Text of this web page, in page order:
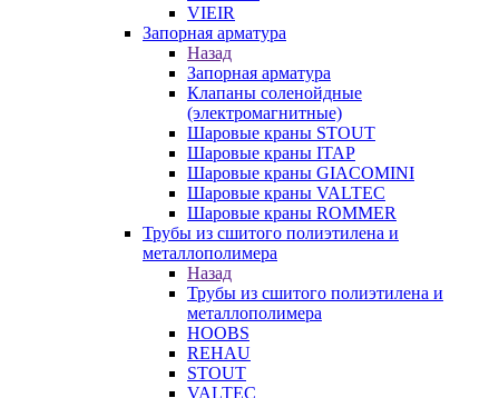
VIEIR
Запорная арматура
Назад
Запорная арматура
Клапаны соленойдные
(электромагнитные)
Шаровые краны STOUT
Шаровые краны ITAP
Шаровые краны GIACOMINI
Шаровые краны VALTEC
Шаровые краны ROMMER
Трубы из сшитого полиэтилена и
металлополимера
Назад
Трубы из сшитого полиэтилена и
металлополимера
HOOBS
REHAU
STOUT
VALTEC